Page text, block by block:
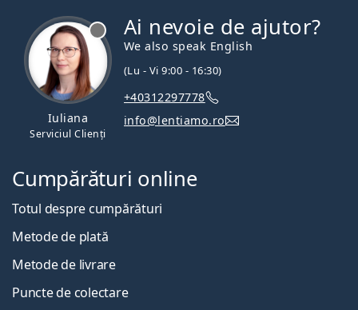
Iuliana
Serviciul Clienți
Ai nevoie de ajutor?
We also speak English
(Lu - Vi 9:00 - 16:30)
+40312297778
info@lentiamo.ro
Cumpărături online
Totul despre cumpărături
Metode de plată
Metode de livrare
Puncte de colectare